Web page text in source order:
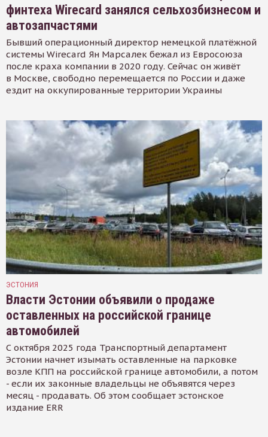
финтеха Wirecard занялся сельхозбизнесом и
автозапчастями
Бывший операционный директор немецкой платёжной
системы Wirecard Ян Марсалек бежал из Евросоюза
после краха компании в 2020 году. Сейчас он живёт
в Москве, свободно перемещается по России и даже
ездит на оккупированные территории Украины
ЭСТОНИЯ
Власти Эстонии объявили о продаже
оставленных на российской границе
автомобилей
С октября 2025 года Транспортный департамент
Эстонии начнет изымать оставленные на парковке
возле КПП на российской границе автомобили, а потом
- если их законные владельцы не объявятся через
месяц - продавать. Об этом сообщает эстонское
издание ERR